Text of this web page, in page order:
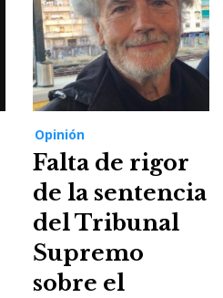
Opinión
Falta de rigor
de la sentencia
del Tribunal
Supremo
sobre el